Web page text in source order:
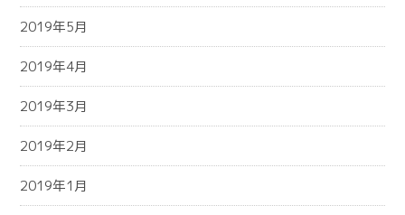
2019年5月
2019年4月
2019年3月
2019年2月
2019年1月